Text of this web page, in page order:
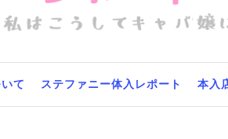
て ステファニー体入レポート 本入